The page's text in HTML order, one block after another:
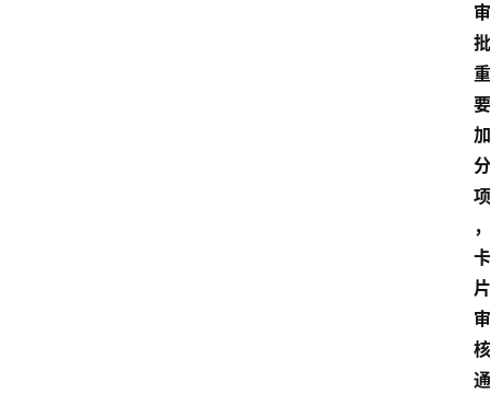
审
批
重
要
加
分
项
，
卡
片
审
核
通